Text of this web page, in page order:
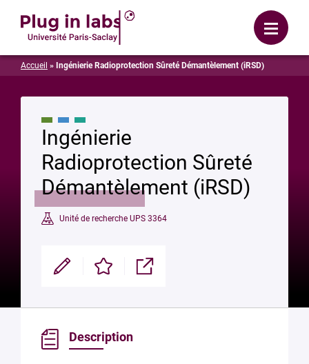
Menu
Accueil » Ingénierie Radioprotection Sûreté Démantèlement (iRSD)
Ingénierie
Radioprotection Sûreté
Démantèlement (iRSD)
Unité de recherche UPS 3364
Modifier Enregistrer Partager
Description